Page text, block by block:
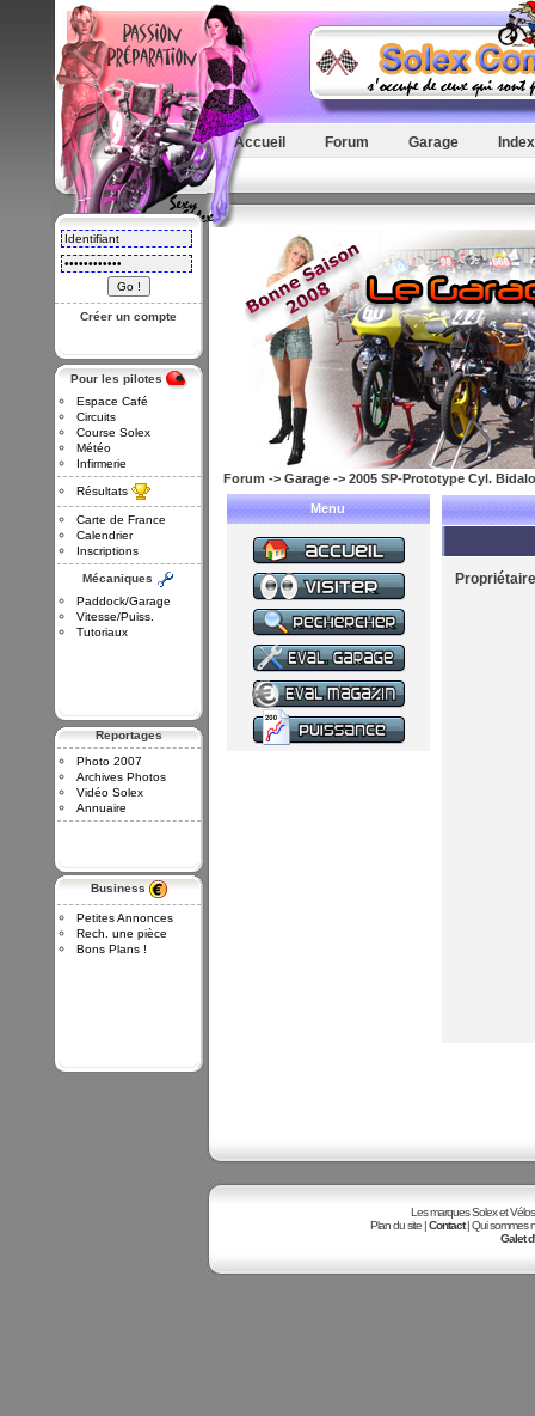
Créer un compte
Pour les pilotes
Espace Café
Circuits
Course Solex
Météo
Infirmerie
Résultats
Carte de France
Calendrier
Inscriptions
Mécaniques
Paddock/Garage
Vitesse/Puiss.
Tutoriaux
Reportages
Photo 2007
Archives Photos
Vidéo Solex
Annuaire
Business
Petites Annonces
Rech. une pièce
Bons Plans !
Accueil Forum Garage
Forum -> Garage-> 2005 SP-Prototype Cyl.
Menu
Propriétaire
Les marques Solex et
Plan du site |Contact| Qui sommes
Galet